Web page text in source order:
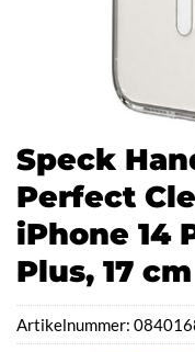
Speck
Perfect
iPhone 14
Plus, 17
Artikelnummer: